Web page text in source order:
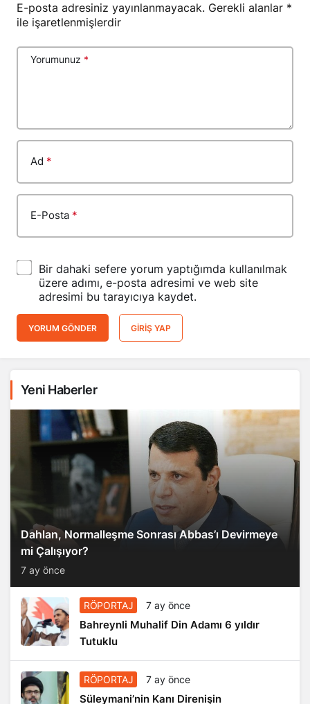
E-posta adresiniz yayınlanmayacak. Gerekli alanlar *
ile işaretlenmişlerdir
Yorumunuz *
Ad *
E-Posta *
Bir dahaki sefere yorum yaptığımda kullanılmak
üzere adımı, e-posta adresimi ve web site
adresimi bu tarayıcıya kaydet.
YORUM GÖNDER GIRIŞ YAP
Yeni Haberler
Dahlan, Normalleşme Sonrası Abbas’ı Devirmeye
mi Çalışıyor?
7 ay önce
RÖPORTAJ 7 ay önce
Bahreynli Muhalif Din Adamı 6 yıldır
Tutuklu
RÖPORTAJ 7 ay önce
Süleymani’nin Kanı Direnişin